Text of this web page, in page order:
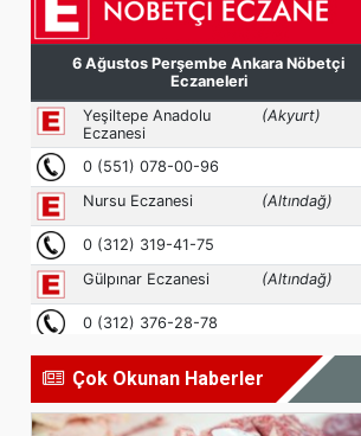
Çok Okunan Haberler